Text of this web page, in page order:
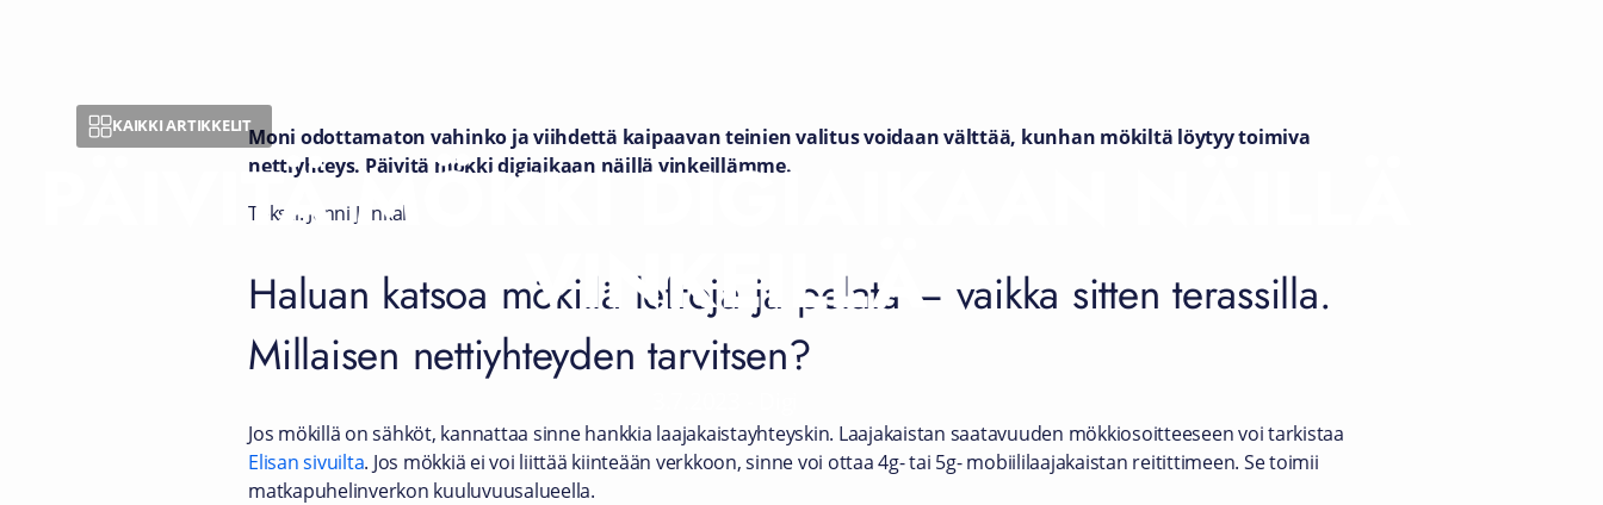
KAIKKI ARTIKKELIT
PÄIVITÄ MÖKKI DIGIAIKAAN NÄILLÄ
VINKEILLÄ
Moni odottamaton vahinko ja viihdettä kaipaavan teinien valitus voidaan välttää, kunhan mökiltä löytyy toimiva
nettiyhteys. Päivitä mökki digiaikaan näillä vinkeillämme.
Teksti: Jenni Junkala
Haluan katsoa mökillä leffoja ja pelata – vaikka sitten terassilla.
Millaisen nettiyhteyden tarvitsen?
Jos mökillä on sähköt, kannattaa sinne hankkia laajakaistayhteyskin. Laajakaistan saatavuuden mökkiosoitteeseen voi tarkistaa
Elisan sivuilta. Jos mökkiä ei voi liittää kiinteään verkkoon, sinne voi ottaa 4g- tai 5g- mobiililaajakaistan reitittimeen. Se toimii
matkapuhelinverkon kuuluvuusalueella.